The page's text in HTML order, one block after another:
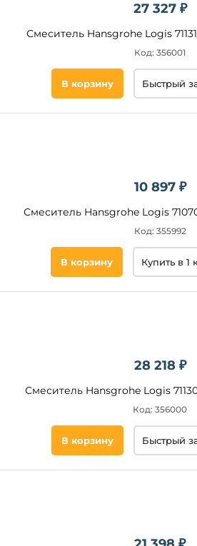
27 327 ₽
Смеситель Hansgrohe Logis
Код: 356001
В корзину Быстрый
10 897 ₽
Смеситель Hansgrohe Logis
Код: 355992
В корзину Купить в 1
28 218 ₽
Смеситель Hansgrohe Logis
Код: 356000
В корзину Быстрый